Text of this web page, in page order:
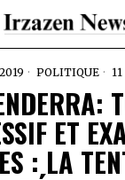
POLITIQUE
ET
: LA